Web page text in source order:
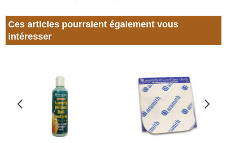
Ces articles pourraient également vous
intéresser